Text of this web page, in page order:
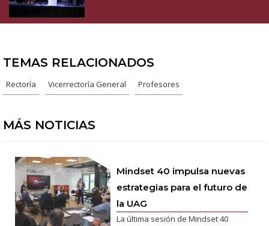
TEMAS RELACIONADOS
Rectoría Vicerrectoría General Profesores
MÁS NOTICIAS
Mindset 40 impulsa nuevas
estrategias para el futuro de
la UAG
La última sesión de Mindset 40